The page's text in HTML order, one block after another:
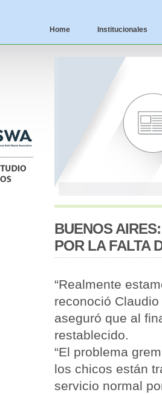
Home Institucionales
BUENOS
POR LA FALTA
“Realmente
reconoció
aseguró que al
restablecido.
“El problema
los chicos están
servicio normal